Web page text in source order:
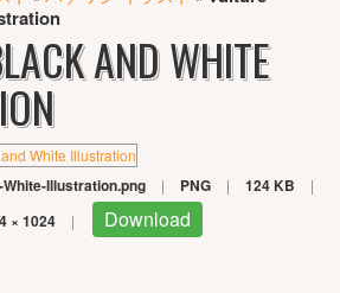
AND WHITE
Illustration.png | PNG | 124 KB |
× 1024 | Download